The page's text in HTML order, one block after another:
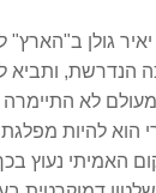
גולן ב"הארץ"
הנדרשת,
מעולם לא
הוא להיות
האמיתי נעוץ